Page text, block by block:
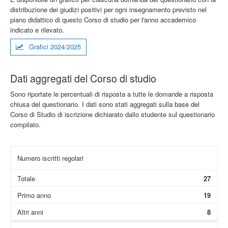
distribuzione dei giudizi positivi per ogni insegnamento previsto nel
piano didattico di questo Corso di studio per l'anno accademico
indicato e rilevato.
Grafici 2024/2025
Dati aggregati del Corso di studio
Sono riportate le percentuali di risposta a tutte le domande a risposta
chiusa del questionario. I dati sono stati aggregati sulla base del
Corso di Studio di iscrizione dichiarato dallo studente sul questionario
compilato.
Numero iscritti regolari
Totale
27
Primo anno
19
Altri anni
8